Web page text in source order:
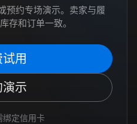
预约专场演示。卖家与履
存和订单一致。
用
示
绑定信用卡